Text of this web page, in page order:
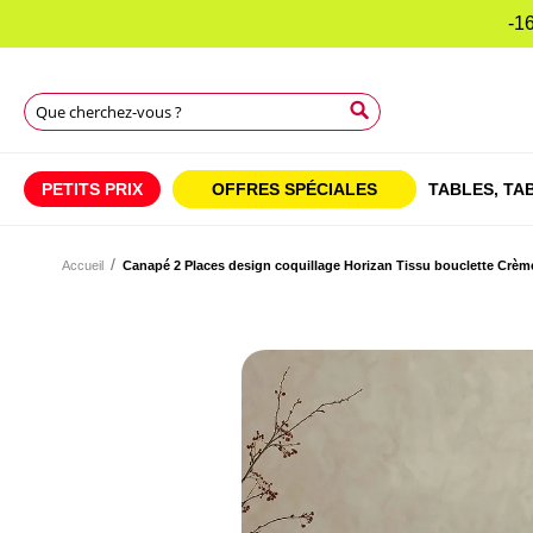
-
Rechercher
PETITS PRIX OFFRES SPÉCIALES TABLES,
Accueil Canapé 2 Places design coquillage Horizan Tissu bouclette